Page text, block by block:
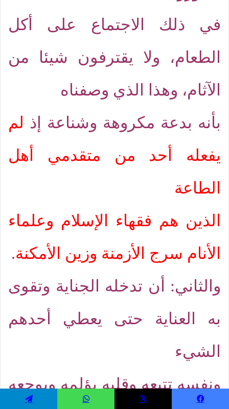
في ذلك الاجتماع على أكل
الطعام، ولا يقترفون شيئا من
الآثام، وهذا الذي وصفناه
بأنه بدعة مكروهة وشناعة إذ لم
يفعله أحد من متقدمي أهل
الطاعة
الذين هم فقهاء الإسلام وعلماء
الأنام سرج الأزمنة وزين الأمكنة.
والثاني: أن تدخله الجناية وتقوى
به العناية حتى يعطي أحدهم
الشيء
ونفسه تتبعه وقلبه يؤلمه ويوجعه